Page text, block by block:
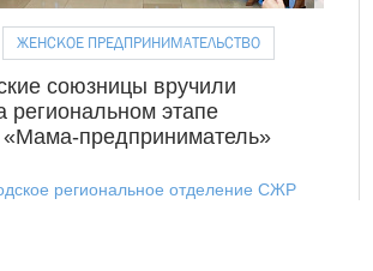
ЖЕНСКОЕ ПРЕДПРИНИМАТЕЛЬСТВО
союзницы вручили
региональном этапе
предприниматель»
региональное отделение СЖР